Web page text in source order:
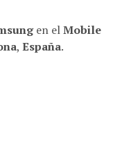
en el
Mobile
,España.